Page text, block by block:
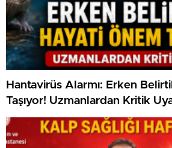
Hantavirüs Alarmı: Erken
Taşıyor! Uzmanlardan Kritik